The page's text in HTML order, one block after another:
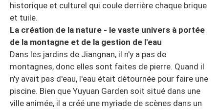
historique et culturel qui coule derrière chaque brique
et tuile.
La création de la nature - le vaste univers à portée
de la montagne et de la gestion de l'eau
Dans les jardins de Jiangnan, il n'y a pas de
montagnes, donc elles sont faites de pierre. Quand il
n'y avait pas d'eau, l'eau était détournée pour faire une
piscine. Bien que Yuyuan Garden soit situé dans une
ville animée, il a créé une myriade de scènes dans un